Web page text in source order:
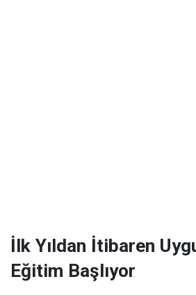
İlk Yıldan İtibaren
Eğitim Başlıyor